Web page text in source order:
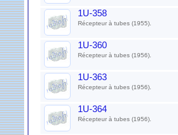
1U-358
Récepteur à tubes (1955).
1U-360
Récepteur à tubes (1956).
1U-363
Récepteur à tubes (1956).
1U-364
Récepteur à tubes (1956).